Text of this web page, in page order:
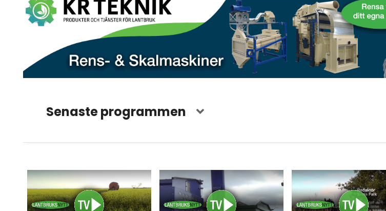
Senaste programmen